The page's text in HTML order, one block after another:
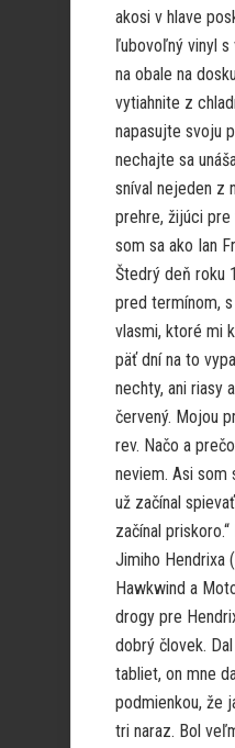
akosi v hlave
ľubovoľný vinyl
na obale na
vytiahnite z
napasujte svoju
nechajte sa
sníval nejeden z
prehre, žijúci
som sa ako Ian
Štedrý deň roku
pred termínom,
vlasmi, ktoré mi
päť dní na to
nechty, ani riasy
červený. Mojou
rev. Načo a
neviem. Asi som
už začínal
začínal
Jimiho Hendrixa
Hawkwind a
drogy pre
dobrý človek.
tabliet, on mne
podmienkou, že
tri naraz. Bol